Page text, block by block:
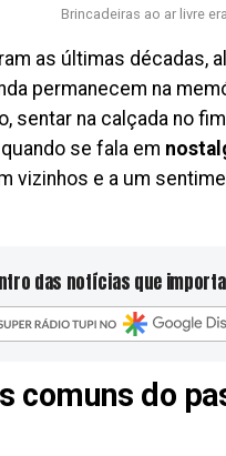
Brincadeiras ao ar livre
as últimas décadas,
permanecem na
sentar na calçada no
se fala em
vizinhos e a um
das notícias que
comuns do